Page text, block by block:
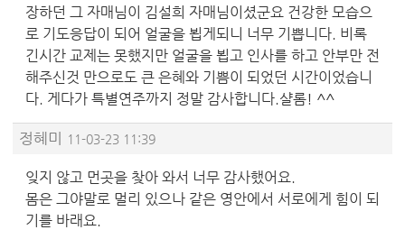
장하던 그 자매님이 김설희 자매님이셨군요 건강한 모습으
로 기도응답이 되어 얼굴을 뵙게되니 너무 기쁩니다. 비록
긴시간 교제는 못했지만 얼굴을 뵙고 인사를 하고 안부만 전
해주신것 만으로도 큰 은혜와 기쁨이 되었던 시간이었습니
다. 게다가 특별연주까지 정말 감사합니다.샬롬! ^^
정혜미 11-03-23 11:39
잊지 않고 먼곳을 찾아 와서 너무 감사했어요.
몸은 그야말로 멀리 있으나 같은 영안에서 서로에게 힘이 되
기를 바래요.